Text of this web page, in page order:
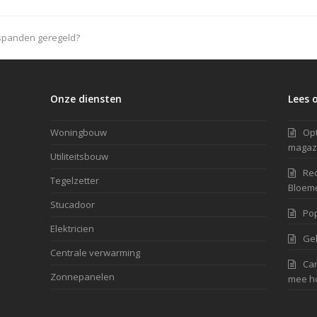
geregeld?
Onze diensten
Woningbouw
Utiliteitsbouw
Tegelzetter
Stucadoor
Elektricien
Centrale verwarming
Zonnepanelen
Lees
mee